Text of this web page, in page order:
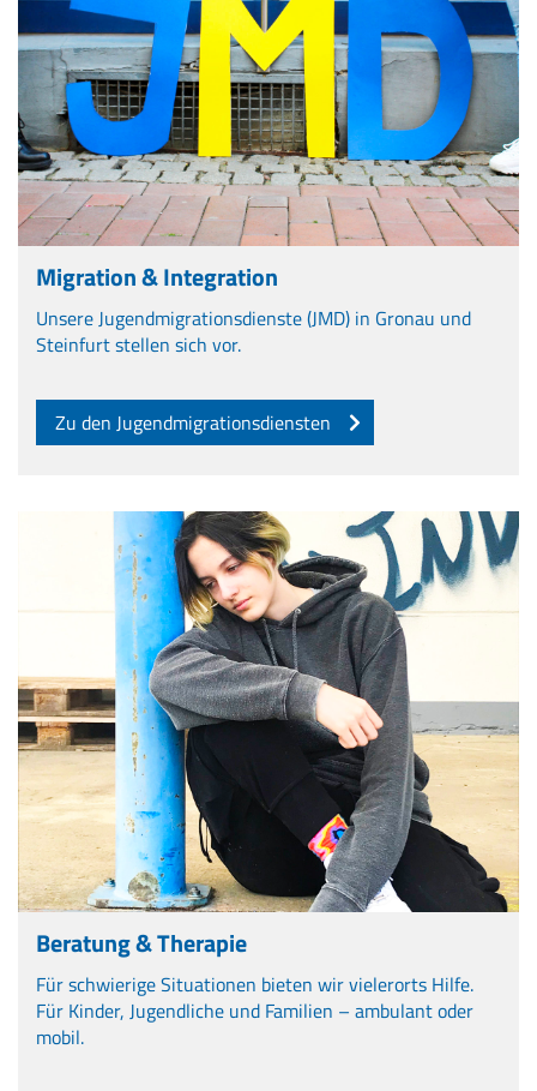
Migration & Integration
Unsere Jugendmigrationsdienste (JMD) in Gronau und
Steinfurt stellen sich vor.
Zu den Jugendmigrationsdiensten
Beratung & Therapie
Für schwierige Situationen bieten wir vielerorts Hilfe.
Für Kinder, Jugendliche und Familien – ambulant oder
mobil.